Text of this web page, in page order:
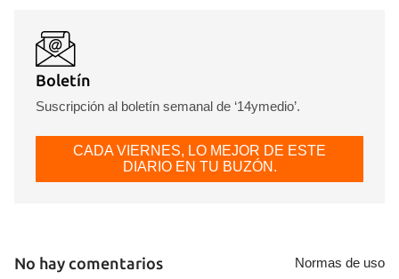
Boletín
Suscripción al boletín semanal de ‘14ymedio’.
CADA VIERNES, LO MEJOR DE ESTE
DIARIO EN TU BUZÓN.
No hay comentarios Normas de uso